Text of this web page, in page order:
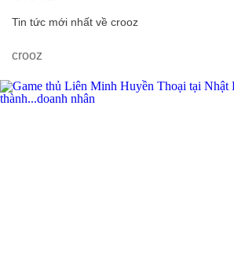
Tin tức mới nhất về crooz
crooz